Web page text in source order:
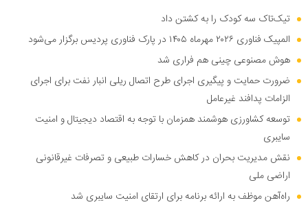
تیک‌تاک سه کودک را به کشتن داد
المپیک فناوری ۲۰۲۶ مهرماه ۱۴۰۵ در پارک فناوری پردیس برگزار می‌شود
هوش مصنوعی چینی هم فراری شد
ضرورت حمایت و پیگیری اجرای طرح اتصال ریلی انبار نفت برای اجرای
الزامات پدافند غیرعامل
توسعه کشاورزی هوشمند همزمان با توجه به اقتصاد دیجیتال و امنیت
سایبری
نقش مدیریت بحران در کاهش خسارات طبیعی و تصرفات غیرقانونی
اراضی ملی
راه‌آهن موظف به ارائه برنامه برای ارتقای امنیت سایبری شد